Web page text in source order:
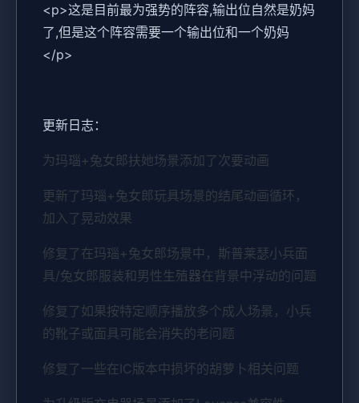
<p>这是目前最为强势的阵容,输出位自然是奶妈
了,但是这个阵容需要一个输出位和一个奶妈
</p>
更新日志：
为玛瑙+兔女郎扶她场景添加了次要动画
更新了玛瑙+兔女郎玩具场景的结尾动画循环，
加入了晃动效果
修复了在玛瑙+兔女郎场景中，斯普莱瑟小兵面
具/兔女郎服装和男性生殖器在背景中浮动的问题
修复了如果按特定顺序播放多个成人场景，小兵
的靴子或面具可能会消失的老问题
修复了一些在IC版本中损坏的胡萝卜相关问题